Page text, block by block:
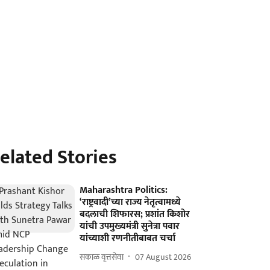
Stories
Maharashtra Politics:
‘राष्ट्रवादी’च्या राज्य नेतृत्वामध्ये
बदलाची शिफारस; प्रशांत किशोर
यांची उपमुख्यमंत्री सुनेत्रा पवार
यांच्याशी रणनीतीबाबत चर्चा
सकाळ वृत्तसेवा 07 August 2026